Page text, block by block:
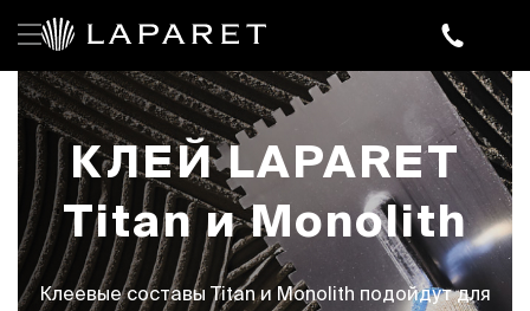
КЛЕЙ LAPARET
Titan и Monolith
Клеевые составы Titan и Monolith подойдут для